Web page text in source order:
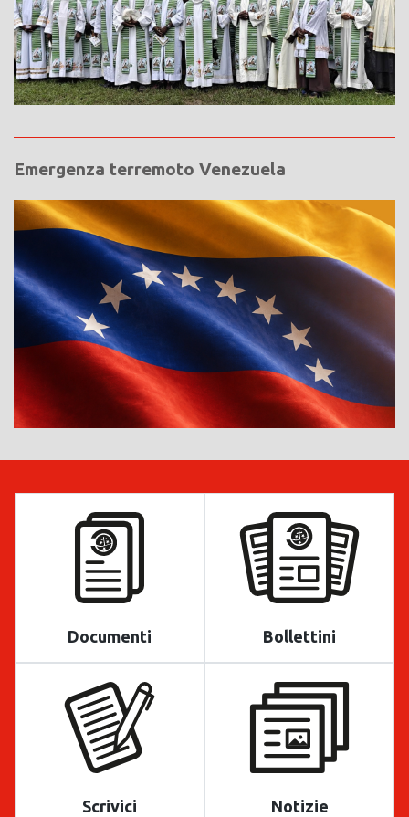
Emergenza terremoto Venezuela
Documenti Bollettini
Scrivici Notizie